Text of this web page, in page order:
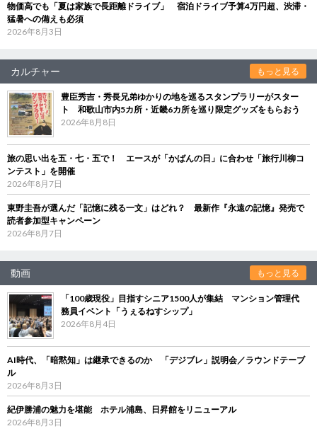
物価高でも「夏は家族で長距離ドライブ」 宿泊ドライブ予算4万円超、渋滞・
猛暑への備えも必須
2026年8月3日
カルチャー もっと見る
豊臣秀吉・秀長兄弟ゆかりの地を巡るスタンプラリーがスター
ト 和歌山市内5カ所・近畿6カ所を巡り限定グッズをもらおう
2026年8月8日
旅の思い出を五・七・五で！ エースが「かばんの日」に合わせ「旅行川柳コ
ンテスト」を開催
2026年8月7日
東野圭吾が選んだ「記憶に残る一文」はどれ？ 最新作『永遠の記憶』発売で
読者参加型キャンペーン
2026年8月7日
動画 もっと見る
「100歳現役」目指すシニア1500人が集結 マンション管理代
務員イベント「うぇるねすシップ」
2026年8月4日
AI時代、「暗黙知」は継承できるのか 「デジブレ」説明会／ラウンドテーブ
ル
2026年8月3日
紀伊勝浦の魅力を堪能 ホテル浦島、日昇館をリニューアル
2026年8月3日